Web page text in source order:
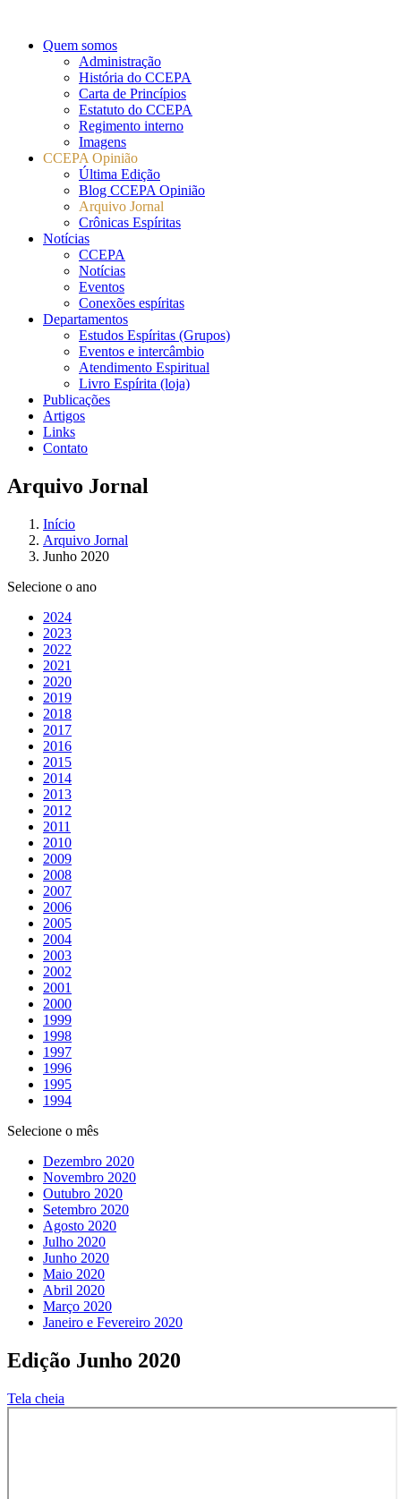
Quem somos
Administração
História do CCEPA
Carta de Princípios
Estatuto do CCEPA
Regimento interno
Imagens
CCEPA Opinião
Última Edição
Blog CCEPA Opinião
Arquivo Jornal
Crônicas Espíritas
Notícias
CCEPA
Notícias
Eventos
Conexões espíritas
Departamentos
Estudos Espíritas (Grupos)
Eventos e intercâmbio
Atendimento Espiritual
Livro Espírita (loja)
Publicações
Artigos
Links
Contato
Arquivo Jornal
Início
Arquivo Jornal
Junho 2020
Selecione o ano
2024
2023
2022
2021
2020
2019
2018
2017
2016
2015
2014
2013
2012
2011
2010
2009
2008
2007
2006
2005
2004
2003
2002
2001
2000
1999
1998
1997
1996
1995
1994
Selecione o mês
Dezembro 2020
Novembro 2020
Outubro 2020
Setembro 2020
Agosto 2020
Julho 2020
Junho 2020
Maio 2020
Abril 2020
Março 2020
Janeiro e Fevereiro 2020
Edição Junho 2020
Tela cheia